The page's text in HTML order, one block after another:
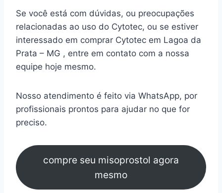
Se você está com dúvidas, ou preocupações
relacionadas ao uso do Cytotec, ou se estiver
interessado em comprar Cytotec em Lagoa da
Prata – MG , entre em contato com a nossa
equipe hoje mesmo.
Nosso atendimento é feito via WhatsApp, por
profissionais prontos para ajudar no que for
preciso.
compre seu misoprostol agora
mesmo